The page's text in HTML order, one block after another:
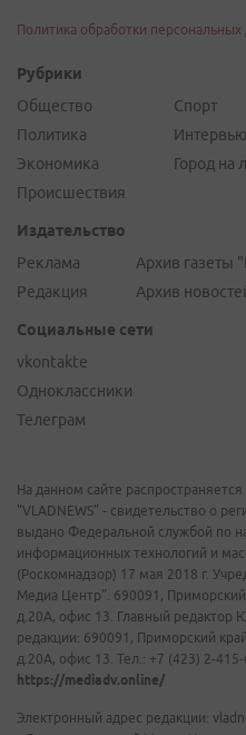
Политика обработки персональных
Рубрики
Общество
Политика
Экономика
Происшествия
Спорт
Интервью
Город на
Издательство
Реклама
Редакция
Архив газеты
Архив
Социальные сети
vkontakte
Одноклассники
Телеграм
На данном сайте
"VLADNEWS" - свидетельство о
выдано Федеральной службой по
информационных технологий и
(Роскомнадзор) 17 мая 2018 г.
Медиа Центр". 690091, Приморский
д.20А, офис 13. Главный
редакции: 690091, Приморский
д.20А, офис 13. Тел.: +7 (423) 2-415-
https://mediadv.online/
Электронный адрес редакции: